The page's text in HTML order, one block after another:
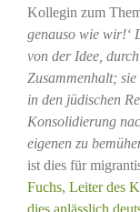
Kollegin zum
genauso wie wir!‘
von der Idee,
Zusammenhalt; sie
in den jüdischen
Konsolidierung
eigenen zu
ist dies für
Fuchs, Leiter des